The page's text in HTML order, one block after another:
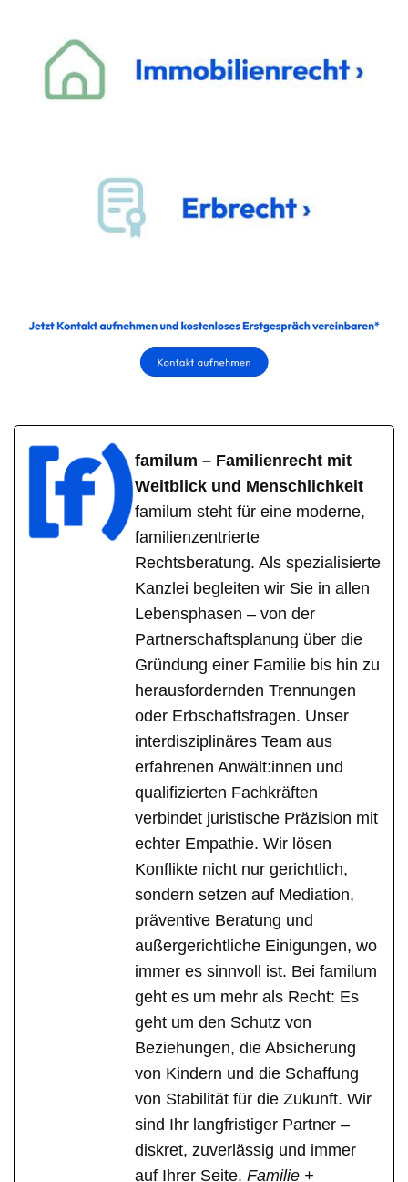
familum – Familienrecht mit
Weitblick und Menschlichkeit
familum steht für eine moderne,
familienzentrierte
Rechtsberatung. Als spezialisierte
Kanzlei begleiten wir Sie in allen
Lebensphasen – von der
Partnerschaftsplanung über die
Gründung einer Familie bis hin zu
herausfordernden Trennungen
oder Erbschaftsfragen. Unser
interdisziplinäres Team aus
erfahrenen Anwält:innen und
qualifizierten Fachkräften
verbindet juristische Präzision mit
echter Empathie. Wir lösen
Konflikte nicht nur gerichtlich,
sondern setzen auf Mediation,
präventive Beratung und
außergerichtliche Einigungen, wo
immer es sinnvoll ist. Bei familum
geht es um mehr als Recht: Es
geht um den Schutz von
Beziehungen, die Absicherung
von Kindern und die Schaffung
von Stabilität für die Zukunft. Wir
sind Ihr langfristiger Partner –
diskret, zuverlässig und immer
auf Ihrer Seite. Familie +